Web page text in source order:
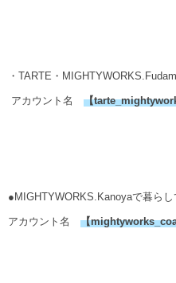
・TARTE・
アカウント名 【
●MIGHTYWORKS.Kanoyaで暮らし
アカウント名 【